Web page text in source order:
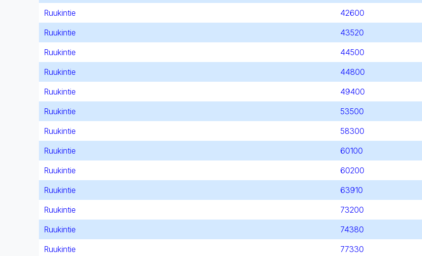
Ruukintie
42600
Ruukintie
43520
Ruukintie
44500
Ruukintie
44800
Ruukintie
49400
Ruukintie
53500
Ruukintie
58300
Ruukintie
60100
Ruukintie
60200
Ruukintie
63910
Ruukintie
73200
Ruukintie
74380
Ruukintie
77330